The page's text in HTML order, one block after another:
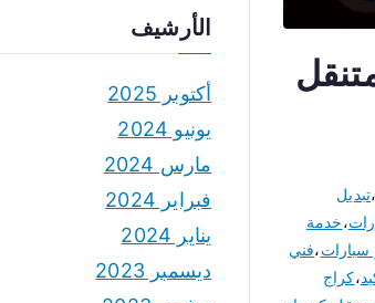
متنقل
،تبديل
،خدمة
،فني
،كراج
الأرشيف
أكتوبر 2025
يونيو 2024
مارس 2024
فبراير 2024
يناير 2024
ديسمبر 2023